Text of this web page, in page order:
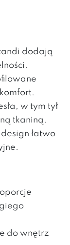
dodają
w tym tył
tkaniną.
łatwo
do wnętrz